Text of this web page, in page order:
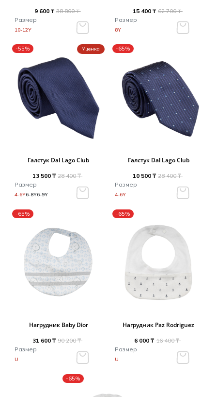
9 600 ₸ 38 800 ₸
Размер
10-12Y
15 400 ₸ 62 700 ₸
Размер
8Y
-55% Уценка
Галстук Dal Lago Club
13 500 ₸ 28 400 ₸
Размер
4-6Y6-8Y6-9Y
-65%
Галстук Dal Lago Club
10 500 ₸ 28 400 ₸
Размер
4-6Y
-65%
Нагрудник Baby Dior
31 600 ₸ 90 200 ₸
Размер
U
-65%
Нагрудник Paz Rodriguez
6 000 ₸ 16 400 ₸
Размер
U
-65%